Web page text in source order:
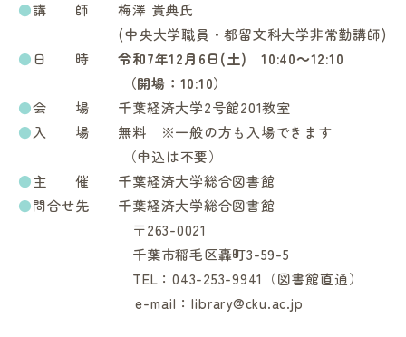
●講 師 梅澤 貴典氏
(中央大学職員・都留文科大学非常勤講師)
●日 時令和7年12月6日(土) 10:40～12:10
（開場：10:10）
●会 場 千葉経済大学2号館201教室
●入 場 無料 ※一般の方も入場できます
（申込は不要）
●主 催 千葉経済大学総合図書館
●問合せ先 千葉経済大学総合図書館
〒263-0021
千葉市稲毛区轟町3-59-5
TEL：043-253-9941（図書館直通）
e-mail：library@cku.ac.jp